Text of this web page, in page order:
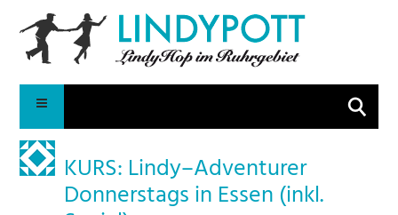
Suche
KURS: Lindy–Adventurer
Donnerstags in Essen (inkl.